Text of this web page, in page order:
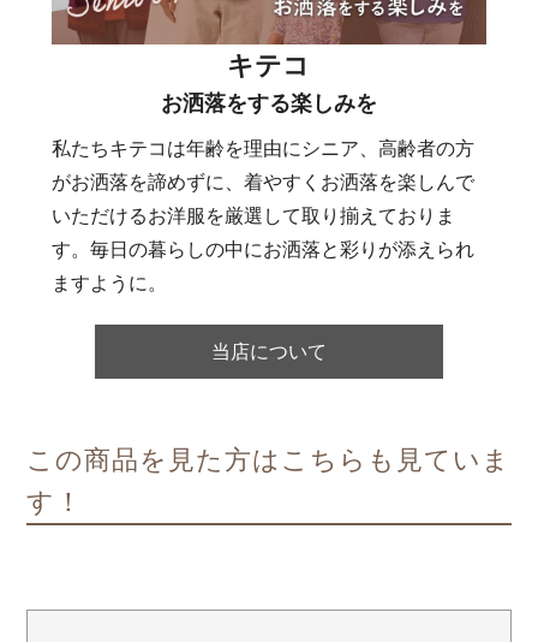
キテコ
お洒落をする楽しみを
私たちキテコは年齢を理由にシニア、高齢者の方
がお洒落を諦めずに、着やすくお洒落を楽しんで
いただけるお洋服を厳選して取り揃えておりま
す。毎日の暮らしの中にお洒落と彩りが添えられ
ますように。
当店について
この商品を見た方はこちらも見ていま
す！